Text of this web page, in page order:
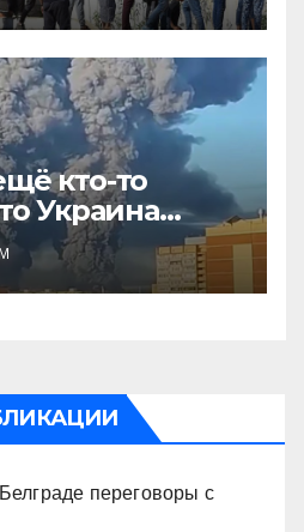
кто-то
Украина
переговоры с